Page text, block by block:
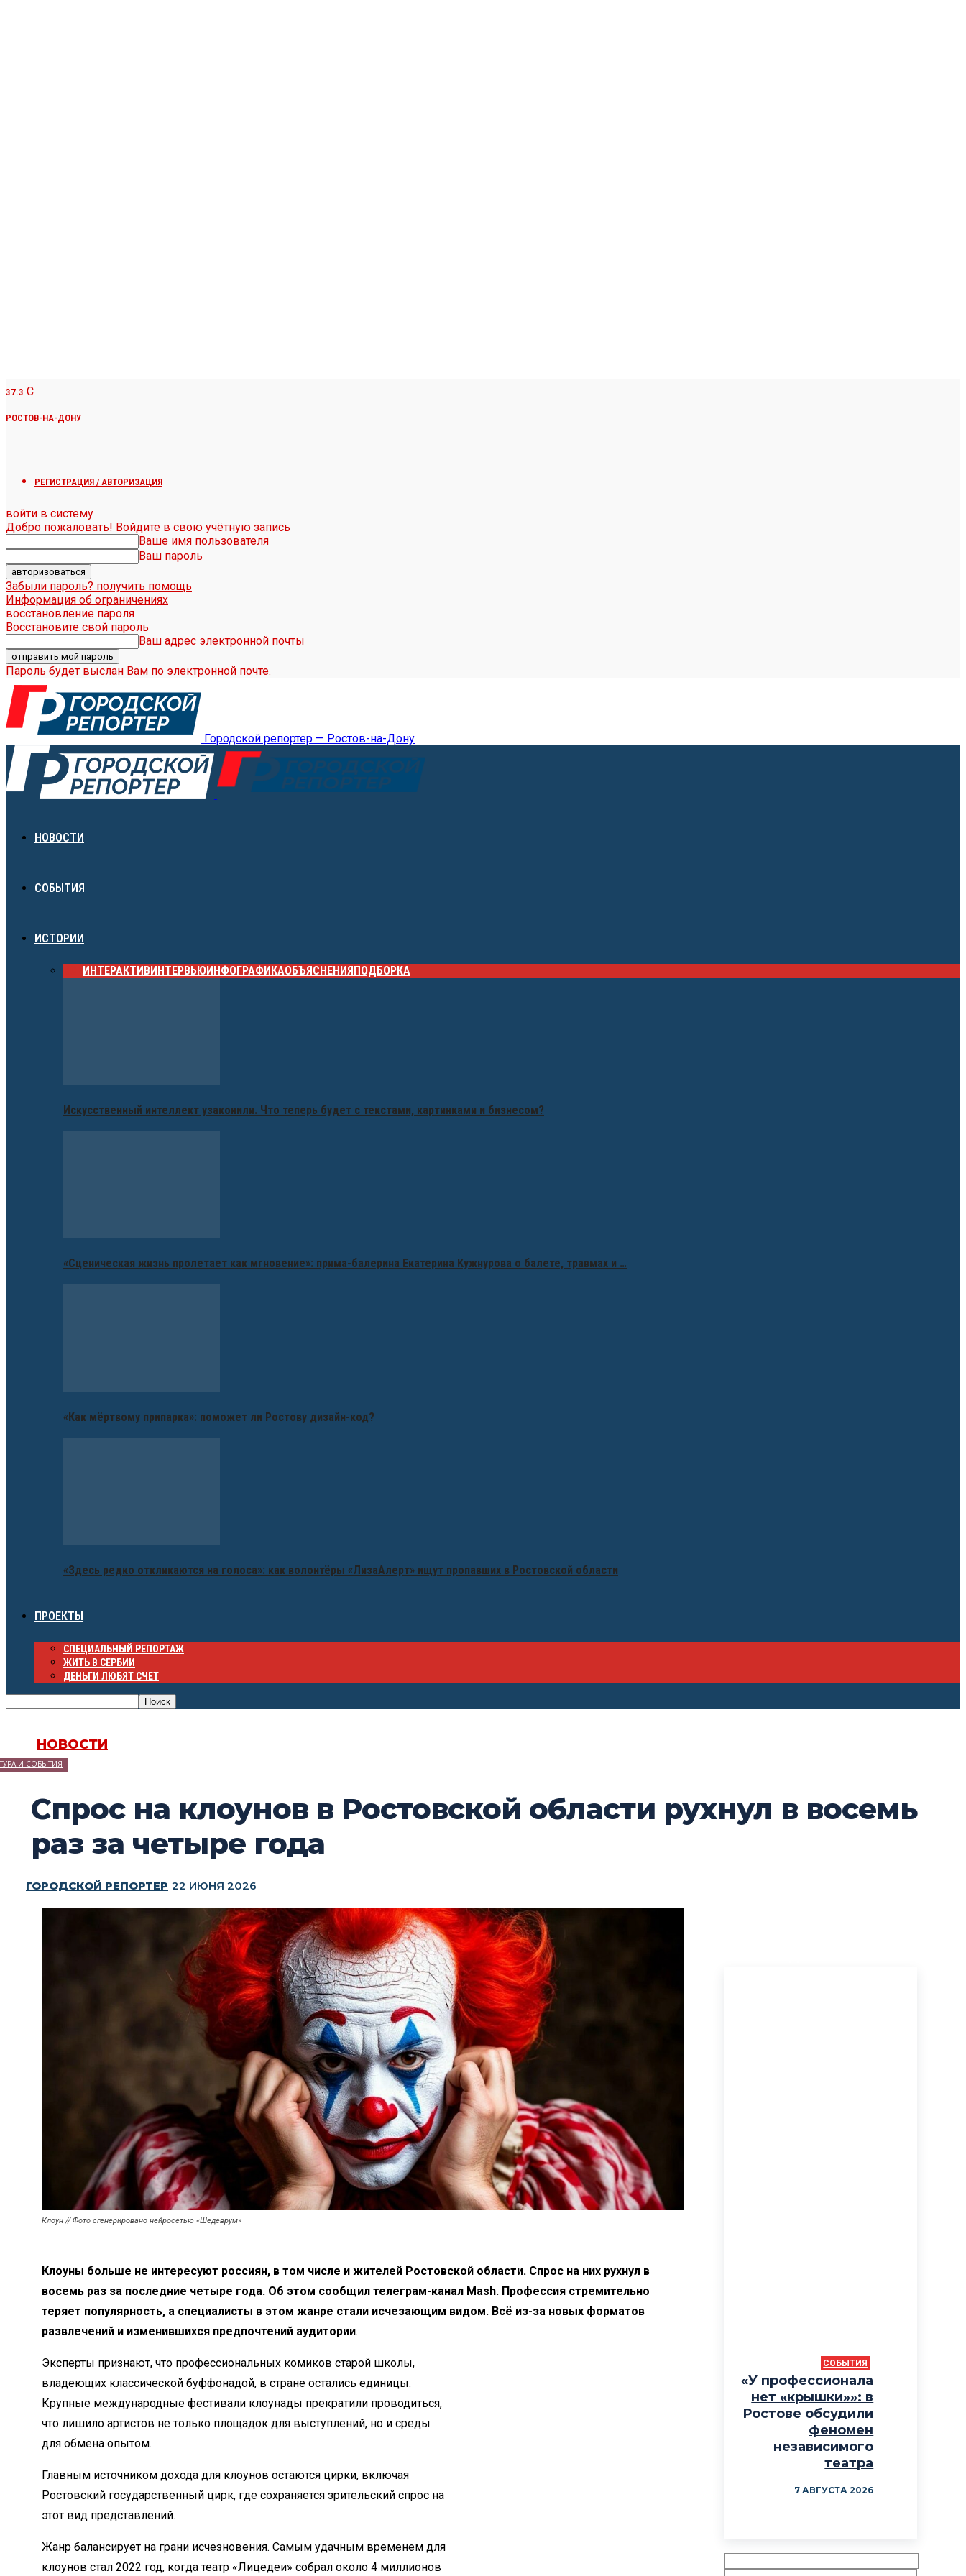
37.3 C
РОСТОВ-НА-ДОНУ
РЕГИСТРАЦИЯ / АВТОРИЗАЦИЯ
войти в систему
Добро пожаловать! Войдите в свою учётную запись
Ваше имя пользователя
Ваш пароль
Забыли пароль? получить помощь
Информация об ограничениях
восстановление пароля
Восстановите свой пароль
Ваш адрес электронной почты
Пароль будет выслан Вам по электронной почте.
Городской репортер — Ростов-на-Дону
НОВОСТИ
СОБЫТИЯ
ИСТОРИИ
ИНТЕРАКТИВИНТЕРВЬЮИНФОГРАФИКАОБЪЯСНЕНИЯПОДБОРКА
Искусственный интеллект узаконили. Что теперь будет с текстами, картинками и бизнесом?
«Сценическая жизнь пролетает как мгновение»: прима-балерина Екатерина Кужнурова о балете, травмах и …
«Как мёртвому припарка»: поможет ли Ростову дизайн-код?
«Здесь редко откликаются на голоса»: как волонтёры «ЛизаАлерт» ищут пропавших в Ростовской области
ПРОЕКТЫ
СПЕЦИАЛЬНЫЙ РЕПОРТАЖ
ЖИТЬ В СЕРБИИ
ДЕНЬГИ ЛЮБЯТ СЧЕТ
НОВОСТИ
И СОБЫТИЯ
Спрос на клоунов в Ростовской области рухнул в восемь
раз за четыре года
ГОРОДСКОЙ РЕПОРТЕР 22 ИЮНЯ 2026
Клоун // Фото сгенерировано нейросетью «Шедеврум»
Клоуны больше не интересуют россиян, в том числе и жителей Ростовской области. Спрос на них рухнул в
восемь раз за последние четыре года. Об этом сообщил телеграм-канал Mash. Профессия стремительно
теряет популярность, а специалисты в этом жанре стали исчезающим видом. Всё из-за новых форматов
развлечений и изменившихся предпочтений аудитории.
Эксперты признают, что профессиональных комиков старой школы,
владеющих классической буффонадой, в стране остались единицы.
Крупные международные фестивали клоунады прекратили проводиться,
что лишило артистов не только площадок для выступлений, но и среды
для обмена опытом.
Главным источником дохода для клоунов остаются цирки, включая
Ростовский государственный цирк, где сохраняется зрительский спрос на
этот вид представлений.
Жанр балансирует на грани исчезновения. Самым удачным временем для
клоунов стал 2022 год, когда театр «Лицедеи» собрал около 4 миллионов
СОБЫТИЯ
«У профессионала
нет «крышки»»: в
Ростове обсудили
феномен
независимого
театра
7 АВГУСТА 2026